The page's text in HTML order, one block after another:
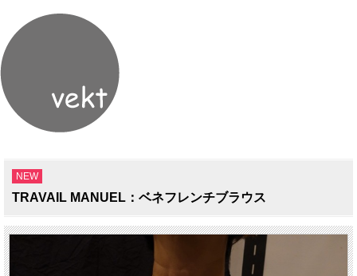
NEW
TRAVAIL MANUEL：ベネフレンチブラウス